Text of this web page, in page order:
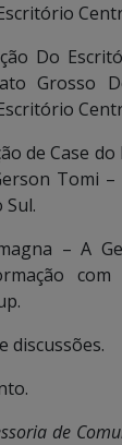
Do
Grosso
de Case
Tomi
– A
discussões.
de